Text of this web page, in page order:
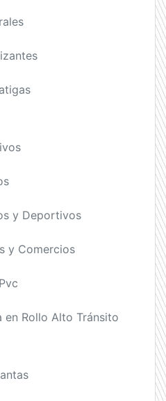
y Deportivos
y Comercios
en Rollo Alto Tránsito